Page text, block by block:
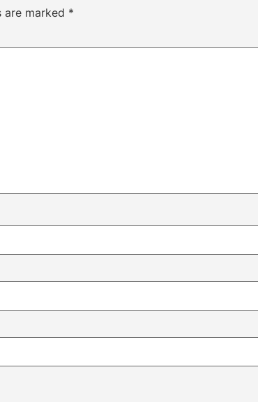
are marked *